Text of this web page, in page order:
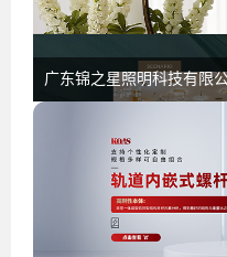
广东锦之星照明科技有限